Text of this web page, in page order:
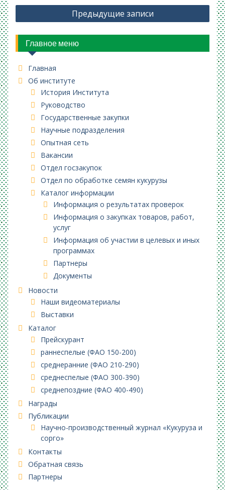
Навигация
по
записям
Предыдущие записи
Главное меню
Главная
Об институте
История Института
Руководство
Государственные закупки
Научные подразделения
Опытная сеть
Вакансии
Отдел госзакупок
Отдел по обработке семян кукурузы
Каталог информации
Информация о результатах проверок
Информация о закупках товаров, работ,
услуг
Информация об участии в целевых и иных
программах
Партнеры
Документы
Новости
Наши видеоматериалы
Выставки
Каталог
Прейскурант
раннеспелые (ФАО 150-200)
среднеранние (ФАО 210-290)
среднеспелые (ФАО 300-390)
среднепоздние (ФАО 400-490)
Награды
Публикации
Научно-производственный журнал «Кукуруза и
сорго»
Контакты
Обратная связь
Партнеры